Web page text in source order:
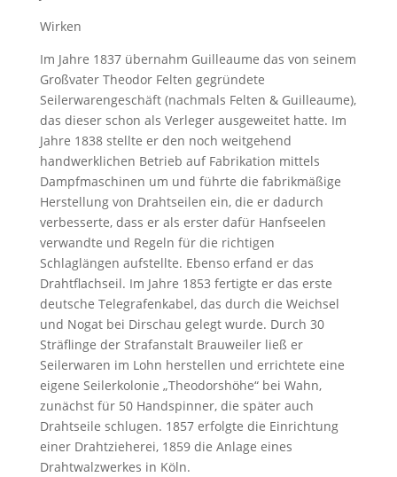
Wirken
Im Jahre 1837 übernahm Guilleaume das von seinem
Großvater Theodor Felten gegründete
Seilerwarengeschäft (nachmals Felten & Guilleaume),
das dieser schon als Verleger ausgeweitet hatte. Im
Jahre 1838 stellte er den noch weitgehend
handwerklichen Betrieb auf Fabrikation mittels
Dampfmaschinen um und führte die fabrikmäßige
Herstellung von Drahtseilen ein, die er dadurch
verbesserte, dass er als erster dafür Hanfseelen
verwandte und Regeln für die richtigen
Schlaglängen aufstellte. Ebenso erfand er das
Drahtflachseil. Im Jahre 1853 fertigte er das erste
deutsche Telegrafenkabel, das durch die Weichsel
und Nogat bei Dirschau gelegt wurde. Durch 30
Sträflinge der Strafanstalt Brauweiler ließ er
Seilerwaren im Lohn herstellen und errichtete eine
eigene Seilerkolonie „Theodorshöhe“ bei Wahn,
zunächst für 50 Handspinner, die später auch
Drahtseile schlugen. 1857 erfolgte die Einrichtung
einer Drahtzieherei, 1859 die Anlage eines
Drahtwalzwerkes in Köln.